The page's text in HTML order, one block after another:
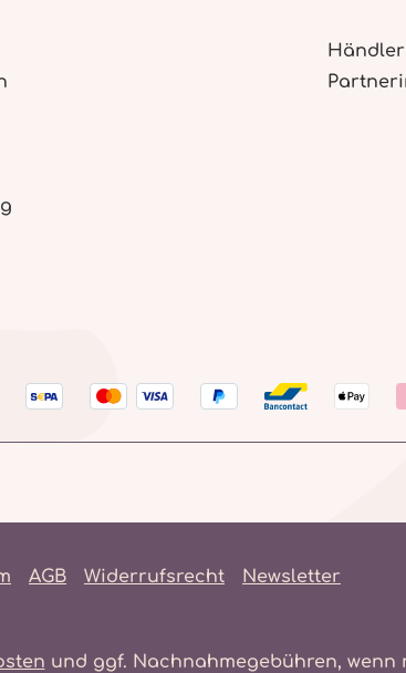
AGB Widerrufsrecht Newsletter
und ggf. Nachnahmegebühren,